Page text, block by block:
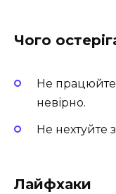
Чого
Не працюйте
невірно.
Не нехтуйте
Лайфхаки